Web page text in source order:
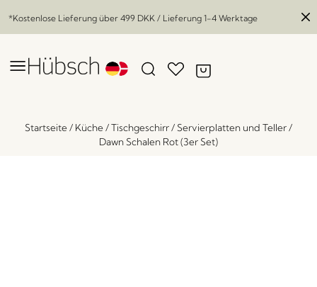
*Kostenlose Lieferung über 499 DKK / Lieferung 1-4 Werktage
Startseite/ Küche/Tischgeschirr/ Servierplatten und Teller/
Dawn Schalen Rot (3er Set)